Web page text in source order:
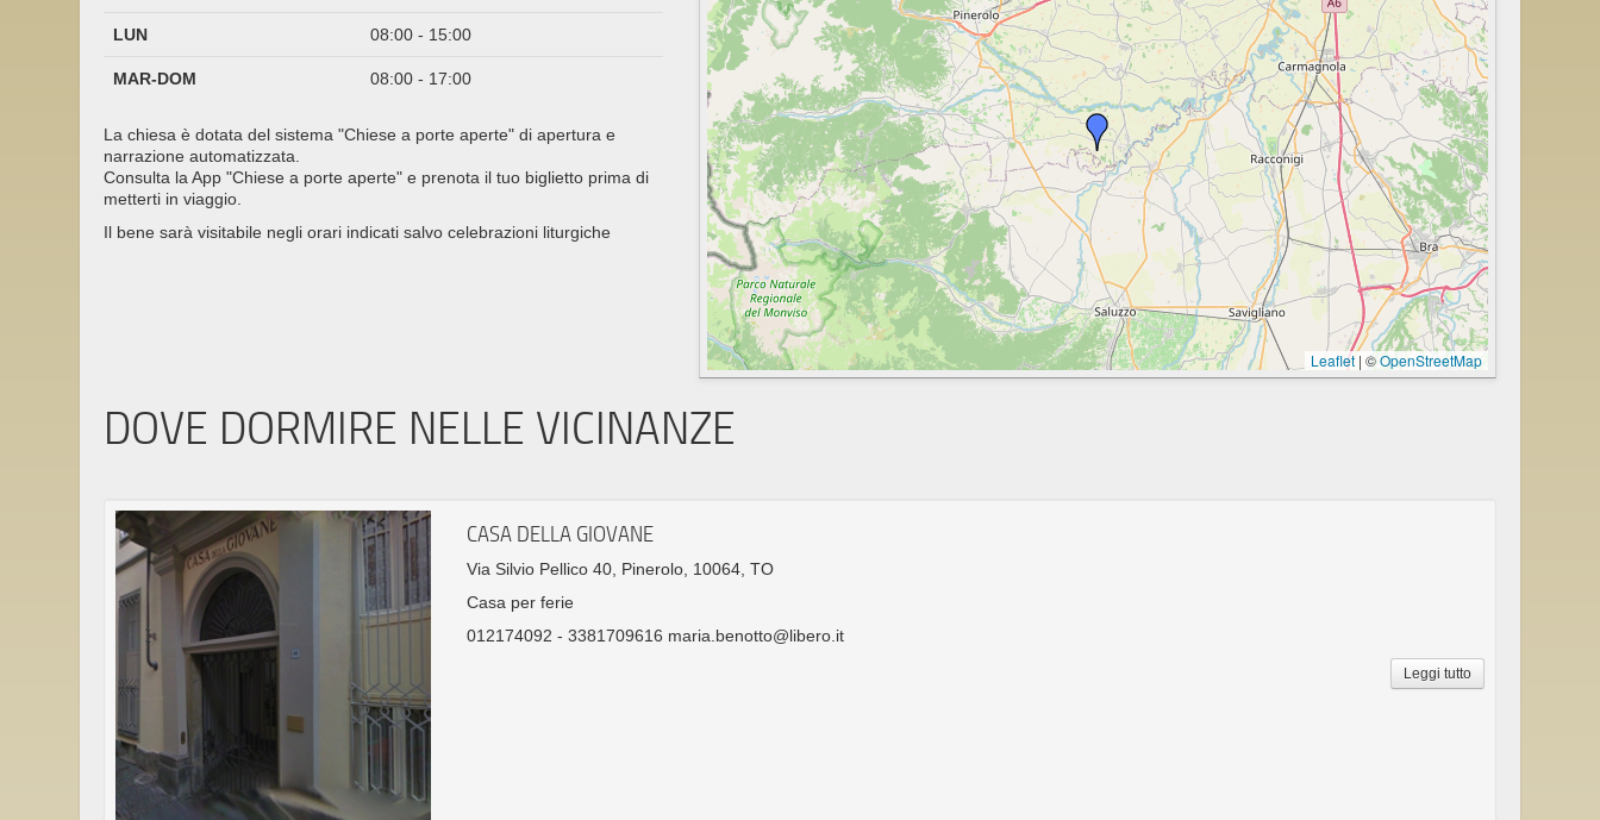
LUN 08:00 - 15:00
MAR-DOM 08:00 - 17:00
La chiesa è dotata del sistema "Chiese a porte aperte" di apertura e
narrazione automatizzata.
Consulta la App "Chiese a porte aperte" e prenota il tuo biglietto prima di
metterti in viaggio.
Il bene sarà visitabile negli orari indicati salvo celebrazioni liturgiche
Leaflet | ©OpenStreetMap
DOVE DORMIRE NELLE VICINANZE
CASA DELLA GIOVANE
Via Silvio Pellico 40, Pinerolo, 10064, TO
Casa per ferie
012174092 - 3381709616 maria.benotto@libero.it
Leggi tutto